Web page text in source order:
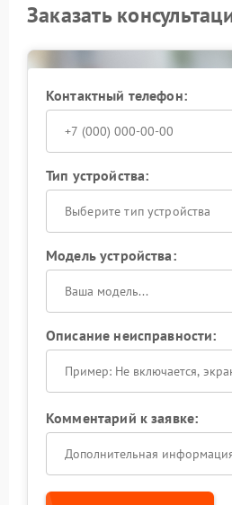
Заказать
Контактный телефон:
Тип устройства:
Выберите тип устройства
Модель устройства:
Описание неисправности:
Комментарий к заявке: